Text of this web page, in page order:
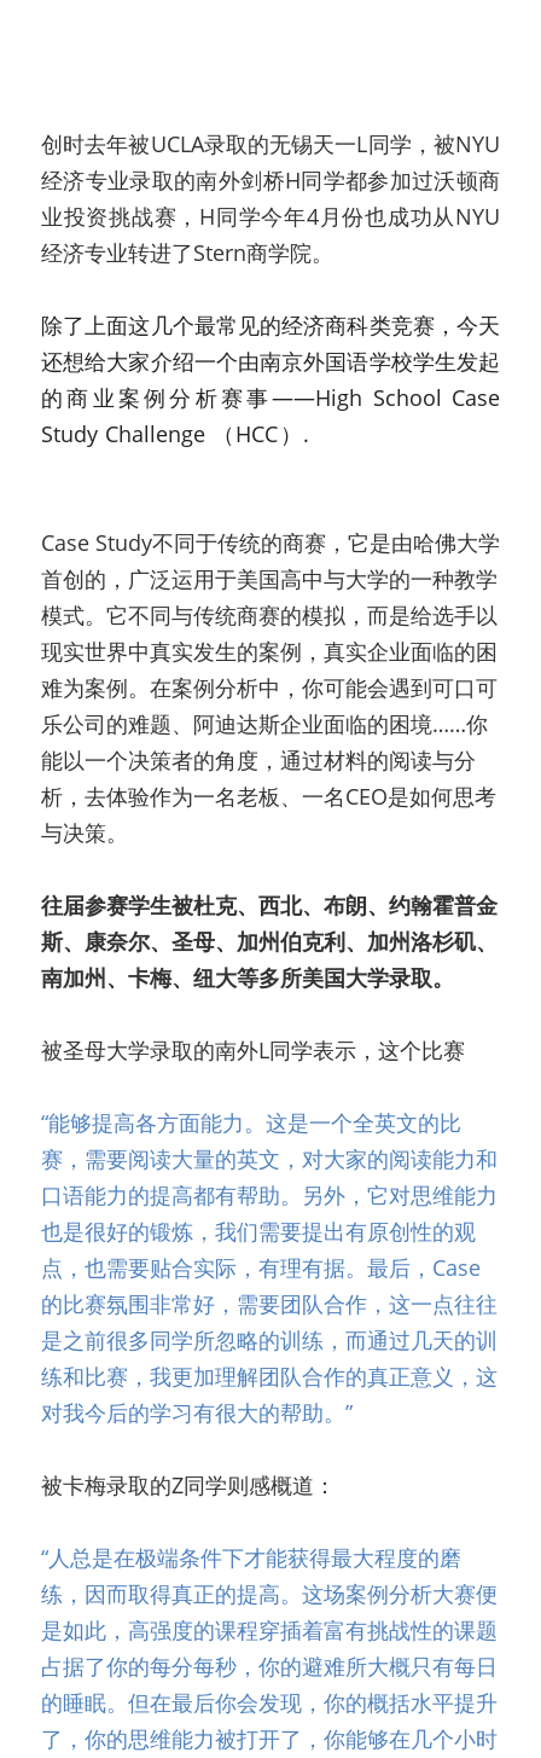
创时去年被UCLA录取的无锡天一L同学，被NYU
经济专业录取的南外剑桥H同学都参加过沃顿商
业投资挑战赛，H同学今年4月份也成功从NYU
经济专业转进了Stern商学院。
除了上面这几个最常见的经济商科类竞赛，今天
还想给大家介绍一个由南京外国语学校学生发起
的商业案例分析赛事——High School Case
Study Challenge （HCC）.
Case Study不同于传统的商赛，它是由哈佛大学
首创的，广泛运用于美国高中与大学的一种教学
模式。它不同与传统商赛的模拟，而是给选手以
现实世界中真实发生的案例，真实企业面临的困
难为案例。在案例分析中，你可能会遇到可口可
乐公司的难题、阿迪达斯企业面临的困境……你
能以一个决策者的角度，通过材料的阅读与分
析，去体验作为一名老板、一名CEO是如何思考
与决策。
往届参赛学生被杜克、西北、布朗、约翰霍普金
斯、康奈尔、圣母、加州伯克利、加州洛杉矶、
南加州、卡梅、纽大等多所美国大学录取。
被圣母大学录取的南外L同学表示，这个比赛
“能够提高各方面能力。这是一个全英文的比
赛，需要阅读大量的英文，对大家的阅读能力和
口语能力的提高都有帮助。另外，它对思维能力
也是很好的锻炼，我们需要提出有原创性的观
点，也需要贴合实际，有理有据。最后，Case
的比赛氛围非常好，需要团队合作，这一点往往
是之前很多同学所忽略的训练，而通过几天的训
练和比赛，我更加理解团队合作的真正意义，这
对我今后的学习有很大的帮助。”
被卡梅录取的Z同学则感概道：
“人总是在极端条件下才能获得最大程度的磨
练，因而取得真正的提高。这场案例分析大赛便
是如此，高强度的课程穿插着富有挑战性的课题
占据了你的每分每秒，你的避难所大概只有每日
的睡眠。但在最后你会发现，你的概括水平提升
了，你的思维能力被打开了，你能够在几个小时